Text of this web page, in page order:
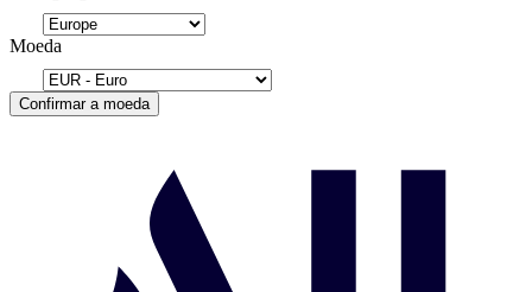
Moeda
Confirmar a moeda